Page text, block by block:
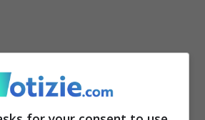
Elly Schlein su